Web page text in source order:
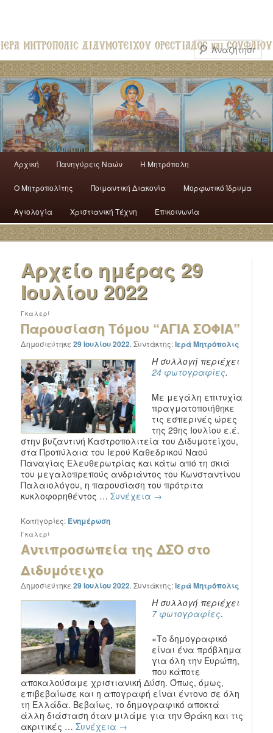
Αρχική Πανηγύρεις Ναών H Mητρόπολη
Ο Mητροπολίτης Ποιμαντική Διακονία Μορφωτικό Ίδρυμα
Αγιολογία Χριστιανική Τέχνη Επικοινωνία
Αρχείο ημέρας 29
Ιουλίου 2022
Παρουσίαση Τόμου “ΑΓΙΑ ΣΟΦΙΑ”
Γκαλερί
Δημοσιεύτηκε29 Ιουλίου 2022.Συντάκτης:Ιερά Μητρόπολις
Η συλλογή περιέχει
24 φωτογραφίες.
Με μεγάλη επιτυχία
πραγματοποιήθηκε
τις εσπερινές ώρες
της 29ης Ιουλίου ε.έ.
στην βυζαντινή Καστροπολιτεία του Διδυμοτείχου,
στα Προπύλαια του Ιερού Καθεδρικού Ναού
Παναγίας Ελευθερωτρίας και κάτω από τη σκιά
του μεγαλοπρεπούς ανδριάντος του Κωνσταντίνου
Παλαιολόγου, η παρουσίαση του πρότριτα
κυκλοφορηθέντος …Συνέχεια →
Κατηγορίες: Ενημέρωση
Αντιπροσωπεία της ΔΣΟ στο
Διδυμότειχο
Γκαλερί
Δημοσιεύτηκε29 Ιουλίου 2022.Συντάκτης:Ιερά Μητρόπολις
Η συλλογή περιέχει
7 φωτογραφίες.
«Το δημογραφικό
είναι ένα πρόβλημα
για όλη την Ευρώπη,
που κάποτε
αποκαλούσαμε χριστιανική Δύση. Όπως, όμως,
επιβεβαίωσε και η απογραφή είναι έντονο σε όλη
τη Ελλάδα. Βεβαίως, το δημογραφικό αποκτά
άλλη διάσταση όταν μιλάμε για την Θράκη και τις
ακριτικές …Συνέχεια →